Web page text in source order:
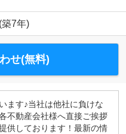
7年)
せ(無料)
ます♪当社は他社に負けな
不動産会社様へ直接ご挨拶
供しております！最新の情